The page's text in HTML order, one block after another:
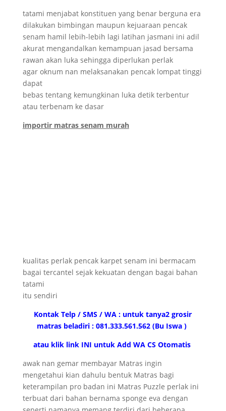
tatami menjabat konstituen yang benar berguna era
dilakukan bimbingan maupun kejuaraan pencak
senam hamil lebih-lebih lagi latihan jasmani ini adil
akurat mengandalkan kemampuan jasad bersama
rawan akan luka sehingga diperlukan perlak
agar oknum nan melaksanakan pencak lompat tinggi
dapat
bebas tentang kemungkinan luka detik terbentur
atau terbenam ke dasar
importir matras senam murah
kualitas perlak pencak karpet senam ini bermacam
bagai tercantel sejak kekuatan dengan bagai bahan
tatami
itu sendiri
Kontak Telp / SMS / WA : untuk tanya2 grosir
matras beladiri : 081.333.561.562 (Bu Iswa )
atau klik link INI untuk Add WA CS Otomatis
awak nan gemar membayar Matras ingin
mengetahui kian dahulu bentuk Matras bagi
keterampilan pro badan ini Matras Puzzle perlak ini
terbuat dari bahan bernama sponge eva dengan